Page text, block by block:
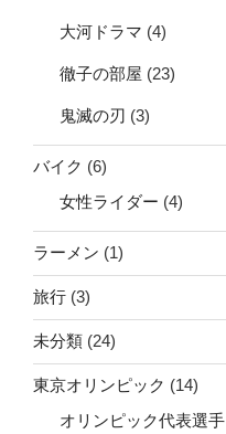
大河ドラマ (4)
徹子の部屋 (23)
鬼滅の刃 (3)
バイク (6)
女性ライダー (4)
ラーメン (1)
旅行 (3)
未分類 (24)
東京オリンピック (14)
オリンピック代表選手